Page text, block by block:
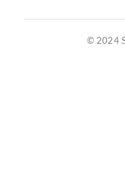
© 2024